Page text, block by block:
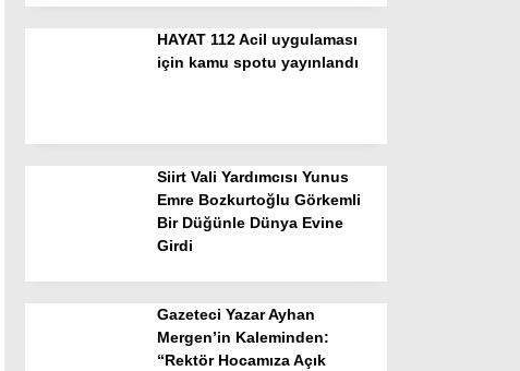
HAYAT 112 Acil uygulaması
için kamu spotu yayınlandı
Siirt Vali Yardımcısı Yunus
Emre Bozkurtoğlu Görkemli
Bir Düğünle Dünya Evine
Girdi
Gazeteci Yazar Ayhan
Mergen’in Kaleminden:
“Rektör Hocamıza Açık